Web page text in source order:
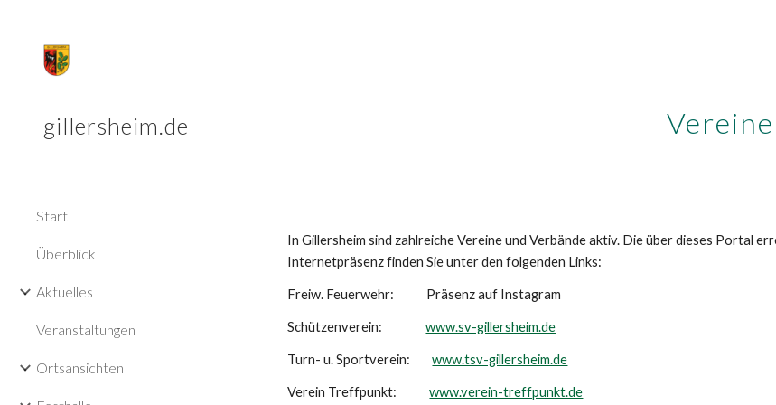
gillersheim.de
Start
Überblick
Aktuelles
Veranstaltungen
Ortsansichten
Vereine
In Gillersheim sind zahlreiche Vereine und Verbände aktiv. Die über dieses Portal
Internetpräsenz finden Sie unter den folgenden Links:
Freiw. Feuerwehr: Präsenz auf Instagram
Schützenverein:www.sv-gillersheim.de
Turn- u. Sportverein:www.tsv-gillersheim.de
Verein Treffpunkt:www.verein-treffpunkt.de